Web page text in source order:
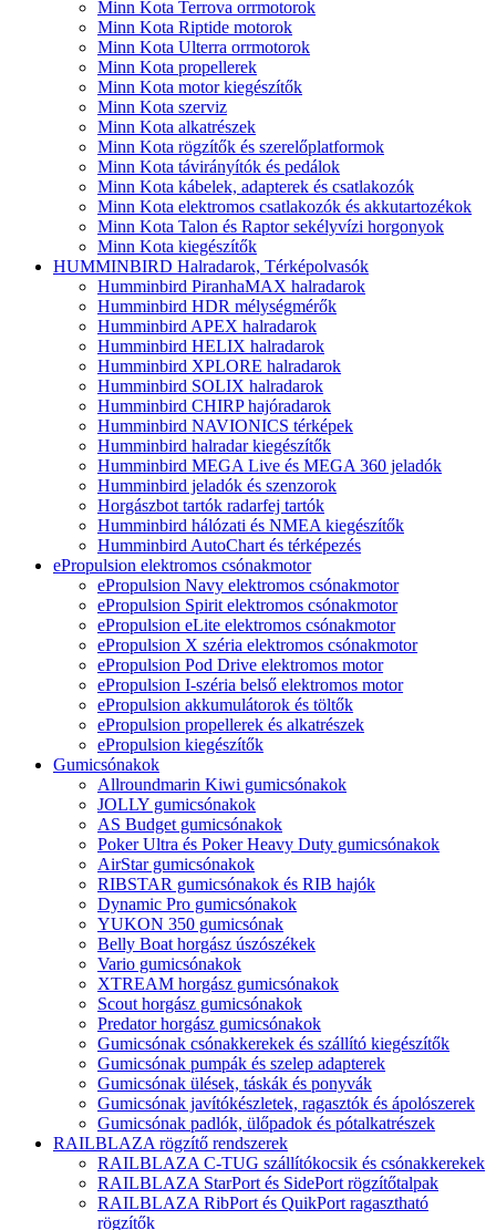
Minn Kota Terrova orrmotorok
Minn Kota Riptide motorok
Minn Kota Ulterra orrmotorok
Minn Kota propellerek
Minn Kota motor kiegészítők
Minn Kota szerviz
Minn Kota alkatrészek
Minn Kota rögzítők és szerelőplatformok
Minn Kota távirányítók és pedálok
Minn Kota kábelek, adapterek és csatlakozók
Minn Kota elektromos csatlakozók és akkutartozékok
Minn Kota Talon és Raptor sekélyvízi horgonyok
Minn Kota kiegészítők
HUMMINBIRD Halradarok, Térképolvasók
Humminbird PiranhaMAX halradarok
Humminbird HDR mélységmérők
Humminbird APEX halradarok
Humminbird HELIX halradarok
Humminbird XPLORE halradarok
Humminbird SOLIX halradarok
Humminbird CHIRP hajóradarok
Humminbird NAVIONICS térképek
Humminbird halradar kiegészítők
Humminbird MEGA Live és MEGA 360 jeladók
Humminbird jeladók és szenzorok
Horgászbot tartók radarfej tartók
Humminbird hálózati és NMEA kiegészítők
Humminbird AutoChart és térképezés
ePropulsion elektromos csónakmotor
ePropulsion Navy elektromos csónakmotor
ePropulsion Spirit elektromos csónakmotor
ePropulsion eLite elektromos csónakmotor
ePropulsion X széria elektromos csónakmotor
ePropulsion Pod Drive elektromos motor
ePropulsion I-széria belső elektromos motor
ePropulsion akkumulátorok és töltők
ePropulsion propellerek és alkatrészek
ePropulsion kiegészítők
Gumicsónakok
Allroundmarin Kiwi gumicsónakok
JOLLY gumicsónakok
AS Budget gumicsónakok
Poker Ultra és Poker Heavy Duty gumicsónakok
AirStar gumicsónakok
RIBSTAR gumicsónakok és RIB hajók
Dynamic Pro gumicsónakok
YUKON 350 gumicsónak
Belly Boat horgász úszószékek
Vario gumicsónakok
XTREAM horgász gumicsónakok
Scout horgász gumicsónakok
Predator horgász gumicsónakok
Gumicsónak csónakkerekek és szállító kiegészítők
Gumicsónak pumpák és szelep adapterek
Gumicsónak ülések, táskák és ponyvák
Gumicsónak javítókészletek, ragasztók és ápolószerek
Gumicsónak padlók, ülőpadok és pótalkatrészek
RAILBLAZA rögzítő rendszerek
RAILBLAZA C-TUG szállítókocsik és csónakkerekek
RAILBLAZA StarPort és SidePort rögzítőtalpak
RAILBLAZA RibPort és QuikPort ragasztható
rögzítők